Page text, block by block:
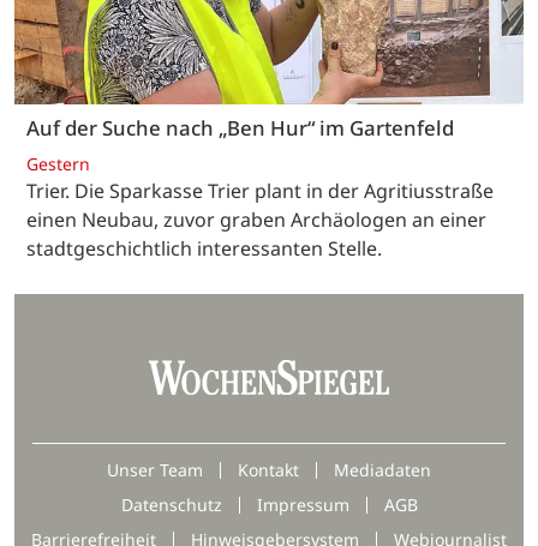
Auf der Suche nach „Ben Hur“ im Gartenfeld
Gestern
Trier. Die Sparkasse Trier plant in der Agritiusstraße
einen Neubau, zuvor graben Archäologen an einer
stadtgeschichtlich interessanten Stelle.
Unser Team Kontakt
Mediadaten
Datenschutz
Impressum
AGB
Barrierefreiheit
Hinweisgebersystem Webjournalist